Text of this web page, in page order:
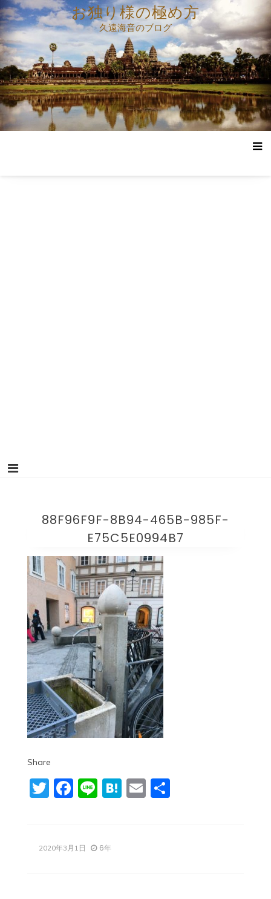
コ
ン
テ
ン
ツ
へ
ス
キ
ッ
お独り様の極め方
久遠海音のブログ
88F96F9F-8B94-465B-985F-
E75C5E0994B7
Share
Twitter
Facebook
LineHatena
Email
共
2020年3月1日 6年